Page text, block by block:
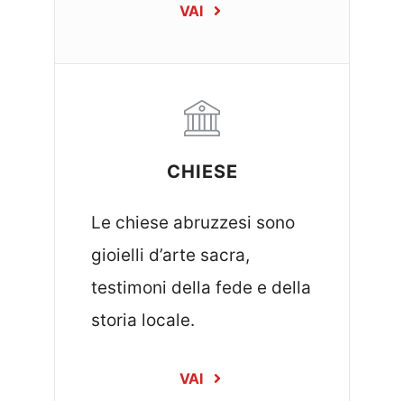
VAI
CHIESE
Le chiese abruzzesi sono
gioielli d’arte sacra,
testimoni della fede e della
storia locale.
VAI